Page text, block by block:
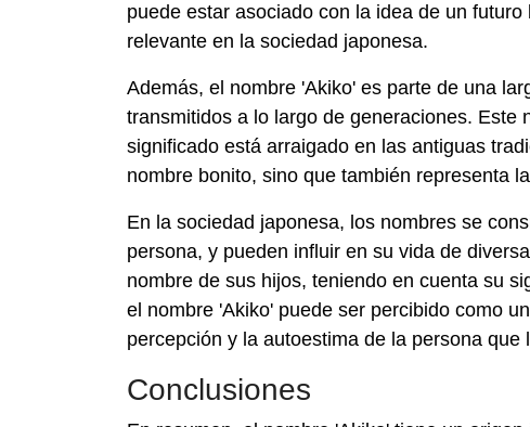
puede estar asociado con la idea de un
relevante en la sociedad japonesa.
Además, el nombre 'Akiko' es parte de una
transmitidos a lo largo de generaciones. Este
significado está arraigado en las antiguas
nombre bonito, sino que también representa
En la sociedad japonesa, los nombres se
persona, y pueden influir en su vida de
nombre de sus hijos, teniendo en cuenta su
el nombre 'Akiko' puede ser percibido como
percepción y la autoestima de la persona que
Conclusiones